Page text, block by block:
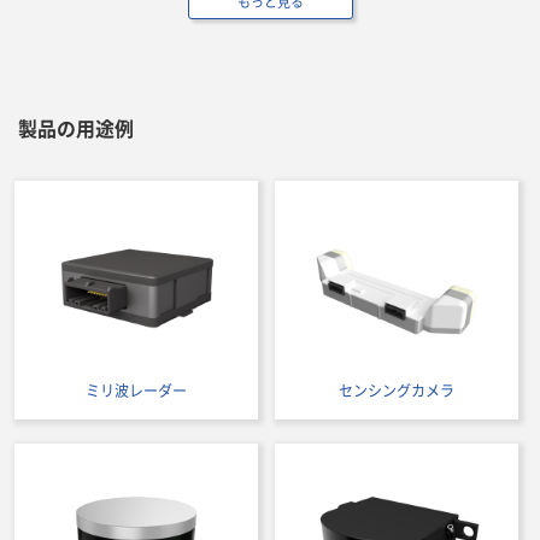
製品の用途例
ミリ波レーダー センシングカメラ